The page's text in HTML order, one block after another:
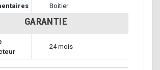
Boitier
GARANTIE
24 mois